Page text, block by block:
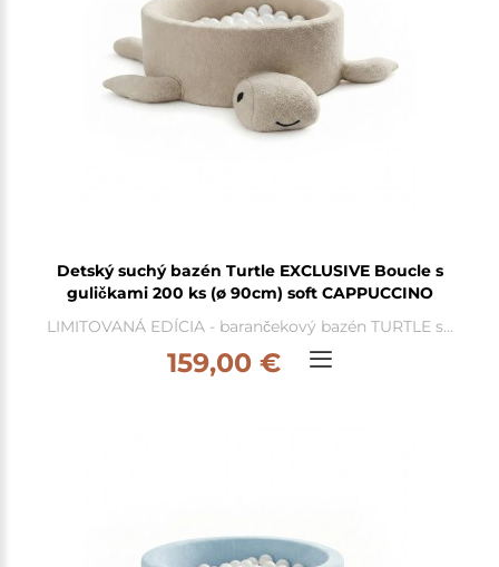
Detský suchý bazén Turtle EXCLUSIVE Boucle s
guličkami 200 ks (ø 90cm) soft CAPPUCCINO
LIMITOVANÁ EDÍCIA - barančekový bazén TURTLE s...
159,00 €